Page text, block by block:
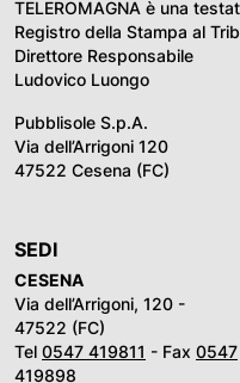
TELEROMAGNA è una
Registro della Stampa al
Direttore Responsabile
Ludovico Luongo
Pubblisole S.p.A.
Via dell’Arrigoni 120
47522 Cesena (FC)
SEDI
CESENA
Via dell’Arrigoni, 120 -
47522 (FC)
Tel 0547 419811 - Fax 0547
419898